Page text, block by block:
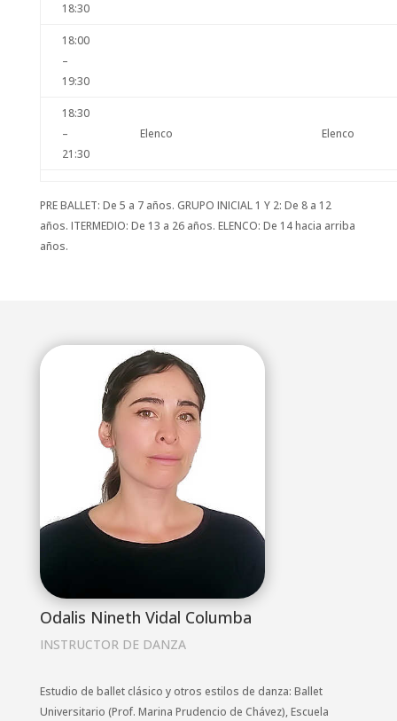
18:30
18:00
–
19:30
18:30
–
21:30
Elenco Elenco
PRE BALLET: De 5 a 7 años. GRUPO INICIAL 1 Y 2: De 8 a 12
años. ITERMEDIO: De 13 a 26 años. ELENCO: De 14 hacia arriba
años.
Odalis Nineth Vidal Columba
INSTRUCTOR DE DANZA
Estudio de ballet clásico y otros estilos de danza: Ballet
Universitario (Prof. Marina Prudencio de Chávez), Escuela